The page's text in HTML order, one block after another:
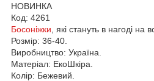
НОВИНКА
Код: 4261
Босоніжки , які стануть в нагоді на
Розмір: 36-40.
Виробництво: Україна.
Матеріал: ЕкоШкіра.
Колір: Бежевий.